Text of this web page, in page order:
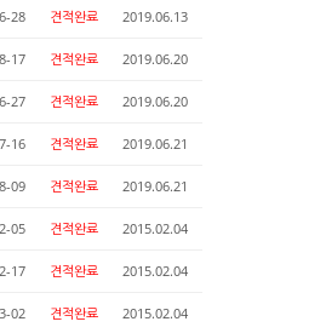
28 견적완료 2019.06.13
17 견적완료 2019.06.20
27 견적완료 2019.06.20
16 견적완료 2019.06.21
09 견적완료 2019.06.21
05 견적완료 2015.02.04
17 견적완료 2015.02.04
02 견적완료 2015.02.04